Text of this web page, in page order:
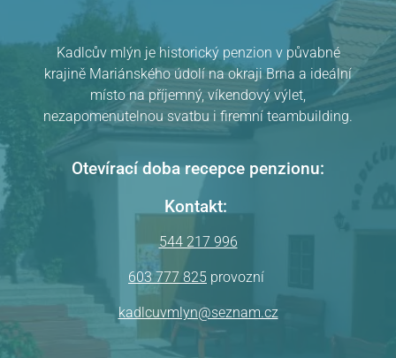
Kadlcův mlýn je historický penzion v půvabné
krajině Mariánského údolí na okraji Brna a ideální
místo na příjemný, víkendový výlet,
nezapomenutelnou svatbu i firemní teambuilding.
Otevírací doba recepce penzionu:
Kontakt:
544 217 996
603 777 825 provozní
kadlcuvmlyn@seznam.cz